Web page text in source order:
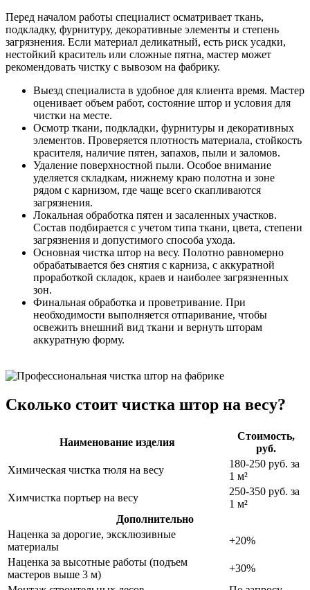
Перед началом работы специалист осматривает ткань,
подкладку, фурнитуру, декоративные элементы и степень
загрязнения. Если материал деликатный, есть риск усадки,
нестойкий краситель или сложные пятна, мастер может
рекомендовать чистку с вывозом на фабрику.
Выезд специалиста в удобное для клиента время. Мастер
оценивает объем работ, состояние штор и условия для
чистки на месте.
Осмотр ткани, подкладки, фурнитуры и декоративных
элементов. Проверяется плотность материала, стойкость
красителя, наличие пятен, запахов, пыли и заломов.
Удаление поверхностной пыли. Особое внимание
уделяется складкам, нижнему краю полотна и зоне
рядом с карнизом, где чаще всего скапливаются
загрязнения.
Локальная обработка пятен и засаленных участков.
Состав подбирается с учетом типа ткани, цвета, степени
загрязнения и допустимого способа ухода.
Основная чистка штор на весу. Полотно равномерно
обрабатывается без снятия с карниза, с аккуратной
проработкой складок, краев и наиболее загрязненных
зон.
Финальная обработка и проветривание. При
необходимости выполняется отпаривание, чтобы
освежить внешний вид ткани и вернуть шторам
аккуратную форму.
Сколько стоит чистка штор на весу?
Наименование изделия
Стоимость,
руб.
Химическая чистка тюля на весу
180-250 руб. за
1 м²
Химчистка портьер на весу
250-350 руб. за
1 м²
Дополнительно
Наценка за дорогие, эксклюзивные
материалы
+20%
Наценка за высотные работы (подъем
мастеров выше 3 м)
+30%